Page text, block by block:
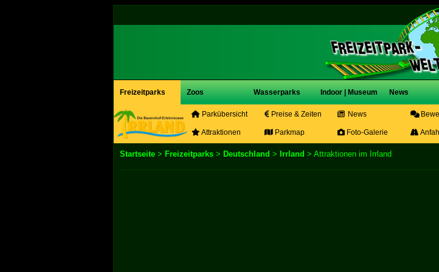
Freizeitparks Zoos Wasserparks Indoor | Museum News
Parkübersicht Preise & Zeiten News
Attraktionen Parkmap Foto-Galerie
Startseite > Freizeitparks > Deutschland > Irrland > Attraktionen im Irrland